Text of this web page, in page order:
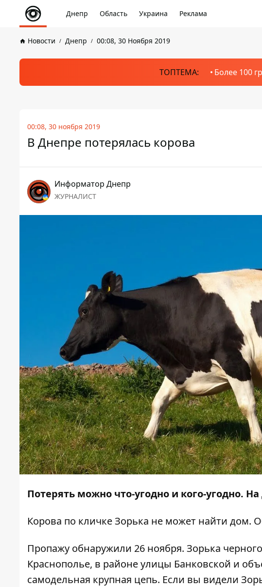
Днепр Область Украина Реклама
Новости Днепр 00:08, 30 Ноября 2019
ТОПТЕМА: Более 100
00:08, 30 ноября 2019
В Днепре потерялась корова
Информатор Днепр
ЖУРНАЛИСТ
Потерять можно что-угодно и кого-угодно.
Корова по кличке Зорька не может найти дом.
Пропажу обнаружили 26 ноября. Зорька
Краснополье, в районе улицы Банковской и
самодельная крупная цепь. Если вы видели